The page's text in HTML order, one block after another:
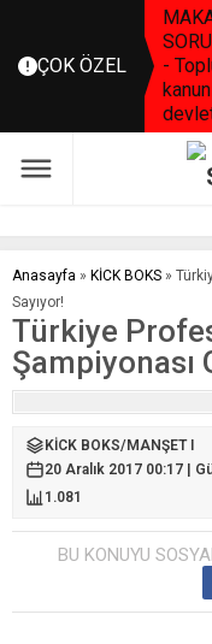
ÇOK ÖZEL
-
Anasayfa » KİCK BOKS »
Sayıyor!
Türkiye
Şampiyonası
KİCK BOKS/MANŞET I
20 Aralık 2017 00:17 |
1.081
BU KONUYU